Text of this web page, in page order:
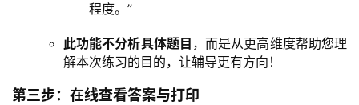
程度。”
此功能不分析具体题目 ，而是从更高维度帮助您理
解本次练习的目的，让辅导更有方向！
第三步：在线查看答案与打印